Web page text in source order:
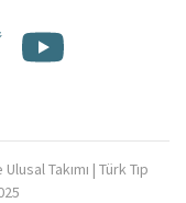
Takımı | Türk Tıp